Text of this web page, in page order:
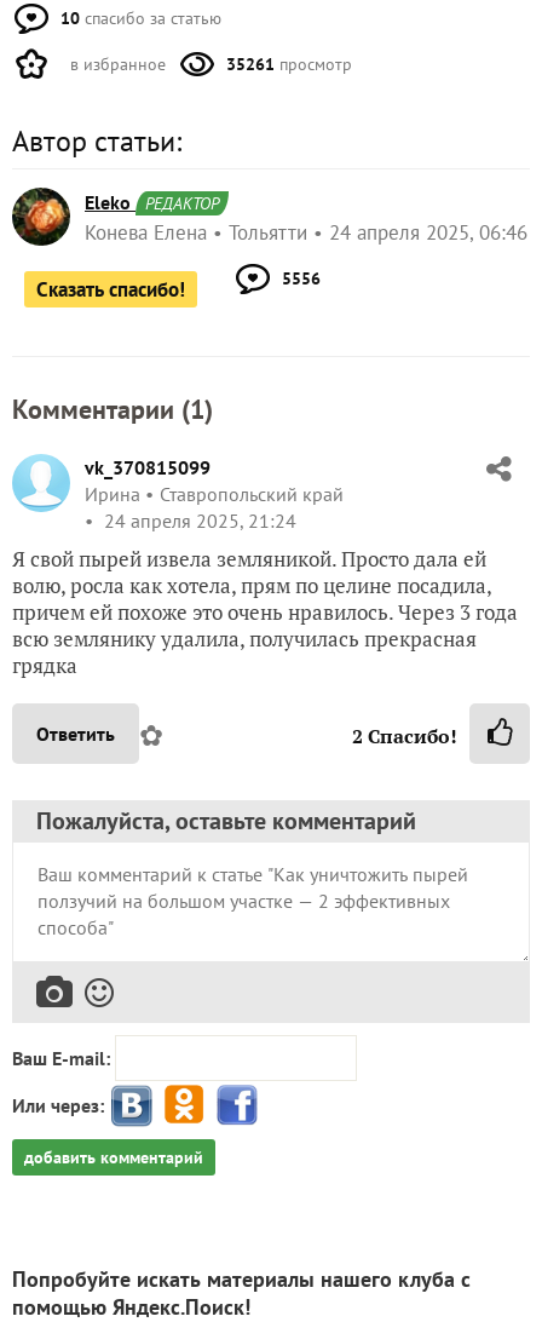
10 спасибо за статью
в избранное 35261 просмотр
Автор статьи:
Eleko РЕДАКТОР
Конева Елена Тольятти 24 апреля 2025, 06:46
Сказать спасибо! 5556
Комментарии (1)
vk_370815099
Ирина
Ставропольский край
24 апреля 2025, 21:24
Я свой пырей извела земляникой. Просто дала ей
волю, росла как хотела, прям по целине посадила,
причем ей похоже это очень нравилось. Через 3 года
всю землянику удалила, получилась прекрасная
грядка
Ответить ✿ 2 Спасибо!
Пожалуйста, оставьте комментарий
Ваш E-mail:
Или через:
добавить комментарий
Попробуйте искать материалы нашего клуба с
помощью Яндекс.Поиск!